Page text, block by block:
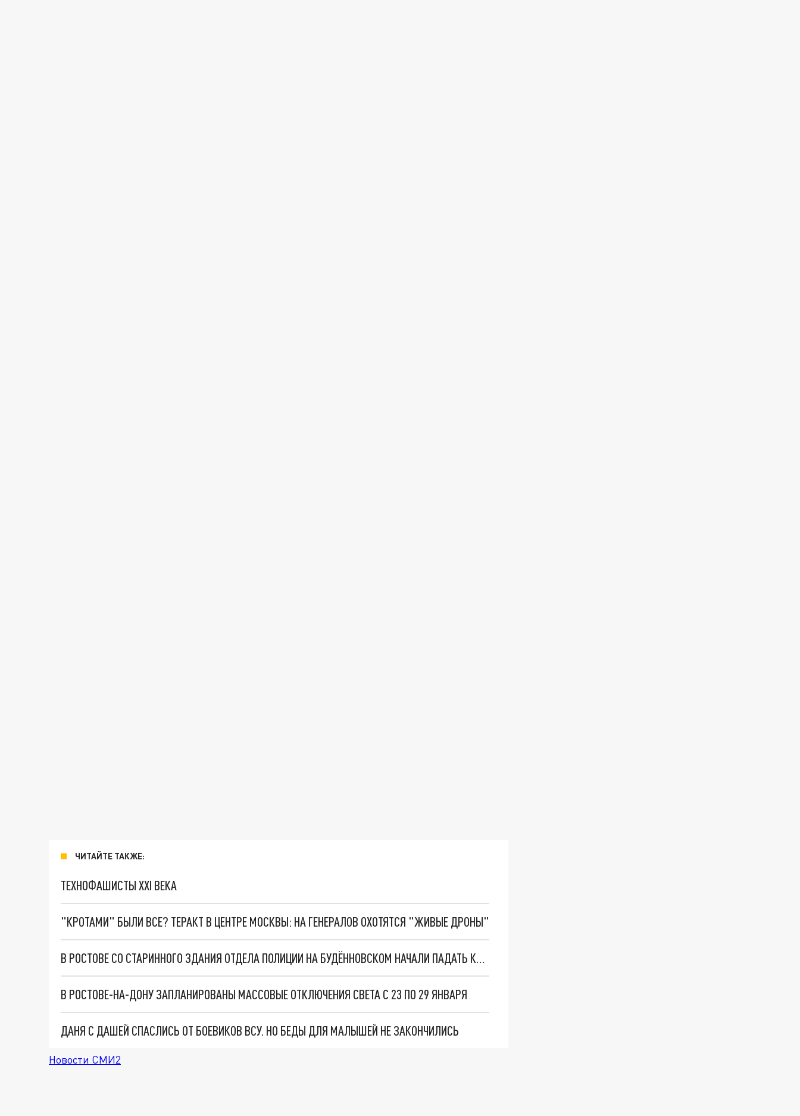
ЧИТАЙТЕ ТАКЖЕ:
ТЕХНОФАШИСТЫ XXI ВЕКА
"КРОТАМИ" БЫЛИ ВСЕ? ТЕРАКТ В ЦЕНТРЕ МОСКВЫ: НА ГЕНЕРАЛОВ ОХОТЯТСЯ "ЖИВЫЕ ДРОНЫ"
В РОСТОВЕ СО СТАРИННОГО ЗДАНИЯ ОТДЕЛА ПОЛИЦИИ НА БУДЁННОВСКОМ НАЧАЛИ ПАДАТЬ КИРПИЧИ
В РОСТОВЕ-НА-ДОНУ ЗАПЛАНИРОВАНЫ МАССОВЫЕ ОТКЛЮЧЕНИЯ СВЕТА С 23 ПО 29 ЯНВАРЯ
ДАНЯ С ДАШЕЙ СПАСЛИСЬ ОТ БОЕВИКОВ ВСУ. НО БЕДЫ ДЛЯ МАЛЫШЕЙ НЕ ЗАКОНЧИЛИСЬ
Новости СМИ2